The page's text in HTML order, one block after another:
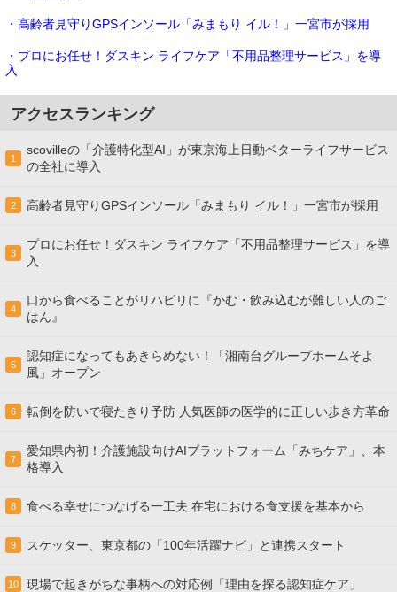
・高齢者見守りGPSインソール「みまもり イル！」一宮市が採用
・プロにお任せ！ダスキン ライフケア「不用品整理サービス」を導
入
アクセスランキング
1
scovilleの「介護特化型AI」が東京海上日動ベターライフサービス
の全社に導入
2 高齢者見守りGPSインソール「みまもり イル！」一宮市が採用
3
プロにお任せ！ダスキン ライフケア「不用品整理サービス」を導
入
4
口から食べることがリハビリに『かむ・飲み込むが難しい人のご
はん』
5
認知症になってもあきらめない！「湘南台グループホームそよ
風」オープン
6 転倒を防いで寝たきり予防 人気医師の医学的に正しい歩き方革命
7
愛知県内初！介護施設向けAIプラットフォーム「みちケア」、本
格導入
8 食べる幸せにつなげる一工夫 在宅における食支援を基本から
9 スケッター、東京都の「100年活躍ナビ」と連携スタート
10 現場で起きがちな事柄への対応例「理由を探る認知症ケア」